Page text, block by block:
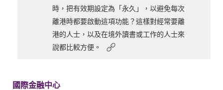
時，把有效期設定為「永久」，以避免每次
離港時都要啟動這項功能？這樣對經常要離
港的人士，以及在境外讀書或工作的人士來
說都比較方便。
國際金融中心